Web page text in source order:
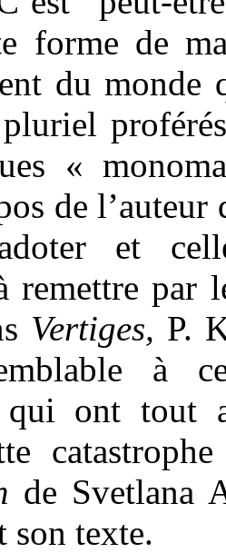
forme de
du
«
de
et
remettre par
Vertiges, P.
à
qui ont tout
de Svetlana
texte.